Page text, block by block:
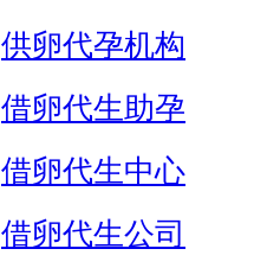
供卵代孕机构
借卵代生助孕
借卵代生中心
借卵代生公司